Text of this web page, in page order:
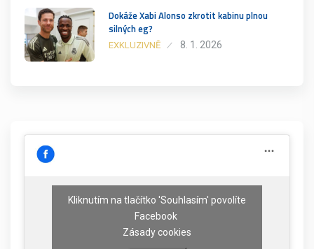
Dokáže Xabi Alonso zkrotit kabinu plnou
silných eg?
EXKLUZIVNĚ 8. 1. 2026
Kliknutím na tlačítko 'Souhlasím' povolíte
Facebook
Zásady cookies